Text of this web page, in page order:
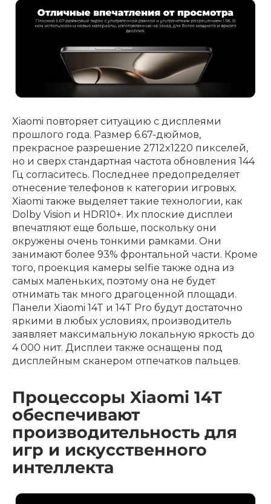
Xiaomi повторяет ситуацию с дисплеями
прошлого года. Размер 6.67-дюймов,
прекрасное разрешение 2712x1220 пикселей,
но и сверх стандартная частота обновления 144
Гц согласитесь. Последнее предопределяет
отнесение телефонов к категории игровых.
Xiaomi также выделяет такие технологии, как
Dolby Vision и HDR10+. Их плоские дисплеи
впечатляют еще больше, поскольку они
окружены очень тонкими рамками. Они
занимают более 93% фронтальной части. Кроме
того, проекция камеры selfie также одна из
самых маленьких, поэтому она не будет
отнимать так много драгоценной площади.
Панели Xiaomi 14T и 14T Pro будут достаточно
яркими в любых условиях, производитель
заявляет максимальную локальную яркость до
4 000 нит. Дисплеи также оснащены под
дисплейным сканером отпечатков пальцев.
Процессоры Xiaomi 14T
обеспечивают
производительность для
игр и искусственного
интеллекта